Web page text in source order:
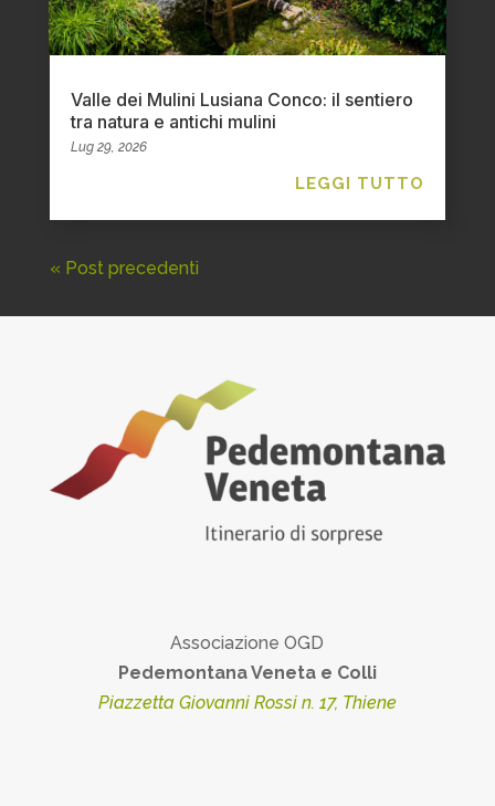
Valle dei Mulini Lusiana Conco: il sentiero
tra natura e antichi mulini
Lug 29, 2026
LEGGI TUTTO
« Post precedenti
Associazione OGD
Pedemontana Veneta e Colli
Piazzetta Giovanni Rossi n. 17, Thiene